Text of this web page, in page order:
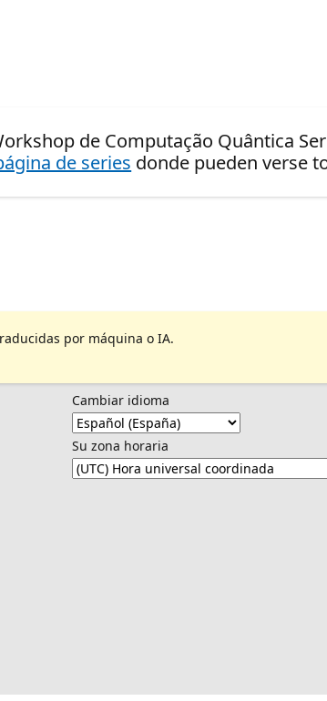
de Computação Quântica
de series donde pueden verse
por máquina o IA.
Cambiar idioma
Su zona horaria